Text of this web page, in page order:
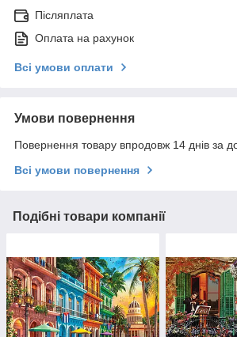
Післяплата
Оплата на рахунок
Всі умови оплати
Умови повернення
Повернення товару впродовж 14 днів за
Всі умови повернення
Подібні товари компанії